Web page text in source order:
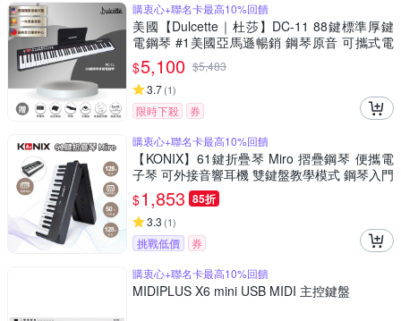
購衷心+聯名卡最高10%回饋
美國【Dulcette｜杜莎】DC-11 88鍵標準厚鍵
電鋼琴 #1美國亞馬遜暢銷 鋼琴原音 可攜式電
子鋼琴電子琴
$5,100 $5,483
3.7(1)
限時下殺
券
購衷心+聯名卡最高10%回饋
【KONIX】61鍵折疊琴 Miro 摺疊鋼琴 便攜電
子琴 可外接音響耳機 雙鍵盤教學模式 鋼琴入門
推薦
$1,853 85折
3.3 (1)
挑戰低價
券
購衷心+聯名卡最高10%回饋
MIDIPLUS X6 mini USB MIDI 主控鍵盤